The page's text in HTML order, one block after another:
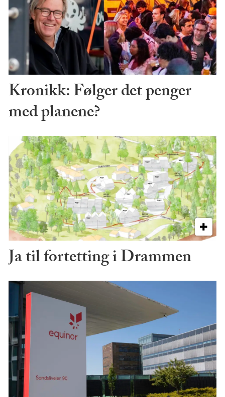
Kronikk: Følger det penger
med planene?
Ja til fortetting i Drammen